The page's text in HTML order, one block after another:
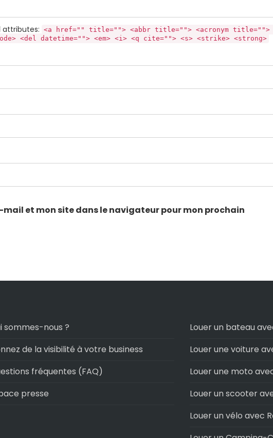
attributes: <a href="" title=""> <abbr title=""> <acronym title="">
<del datetime=""> <em> <i> <q cite=""> <s> <strike> <strong>
mail et mon site dans le navigateur pour mon prochain
sommes-nous ?
de la visibilité à votre business
fréquentes (FAQ)
presse
Louer un bateau
Louer une voiture
Louer une moto
Louer un scooter
Louer un vélo avec